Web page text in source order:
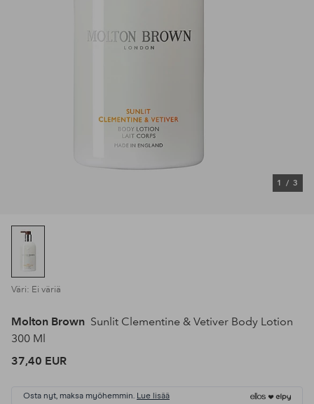
1 / 3
Väri: Ei väriä
Molton Brown Sunlit Clementine & Vetiver Body Lotion
300 Ml
37,40 EUR
Osta nyt, maksa myöhemmin. Lue lisää